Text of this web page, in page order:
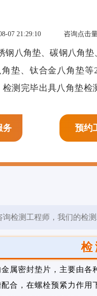
预膜剂检测 页
07 21:29:10 咨询点击量
钢八角垫、碳钢八角
垫、钛合金八角垫
测完毕出具八角垫
务 预约
询检测工程师，我们的检
检
属密封垫片，主要由
合，在螺栓预紧力作用